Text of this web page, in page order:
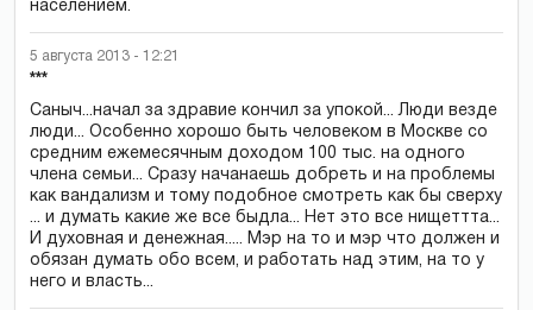
населением.
5 августа 2013 - 12:21
***
Саныч...начал за здравие кончил за упокой... Люди везде
люди... Особенно хорошо быть человеком в Москве со
средним ежемесячным доходом 100 тыс. на одного
члена семьи... Сразу начанаешь добреть и на проблемы
как вандализм и тому подобное смотреть как бы сверху
... и думать какие же все быдла... Нет это все нищеттта...
И духовная и денежная..... Мэр на то и мэр что должен и
обязан думать обо всем, и работать над этим, на то у
него и власть...